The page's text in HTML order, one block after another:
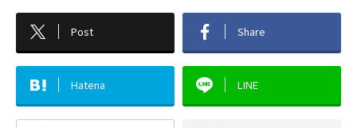
Post Share
Hatena LINE